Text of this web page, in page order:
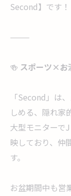
Second】です！
⸻
🍻 スポーツ×お
「Second」は
しめる、隠れ家
大型モニターで
映しており、仲
す。
お盆期間中も営